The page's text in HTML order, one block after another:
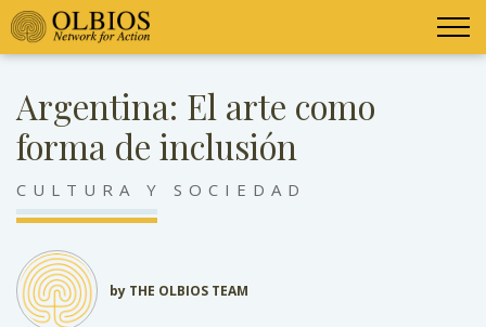
Argentina: El arte como
forma de inclusión
CULTURA Y SOCIEDAD
by THE OLBIOS TEAM